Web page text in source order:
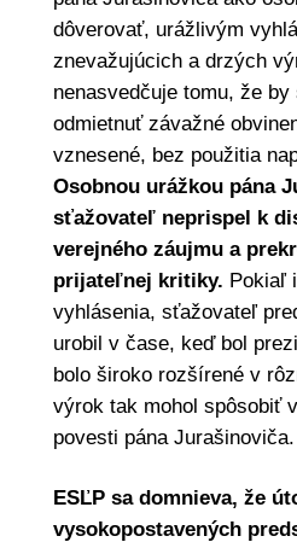
dôverovať, urážlivým
znevažujúcich a drzých
nenasvedčuje tomu, že
odmietnuť závažné
vznesené, bez použitia
Osobnou urážkou pána
sťažovateľ neprispel k
verejného záujmu a
prijateľnej kritiky. Pokiaľ
vyhlásenia, sťažovateľ
urobil v čase, keď bol
bolo široko rozšírené v
výrok tak mohol spôsobiť
povesti pána Jurašinoviča.
ESĽP sa domnieva, že
vysokopostavených